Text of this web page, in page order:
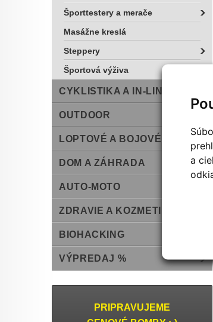
a
Športtestery a merače
Masážne kreslá
Steppery
Športová výživa
CYKLISTIKA A IN-LINE
OUTDOOR
LOPTOVÉ A BOJOVÉ ŠPORTY
DOM A ZÁHRADA
AUTO-MOTO
ZDRAVIE A KOZMETIKA
BIOHACKING
VÝPREDAJ %
PRIPRAVUJEME